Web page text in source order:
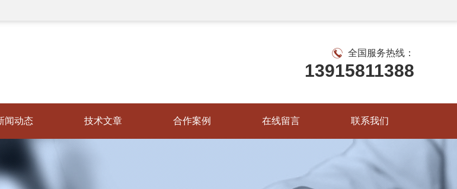
全国服务热线：
13915811388
闻动态 技术文章 合作案例 在线留言 联系我们